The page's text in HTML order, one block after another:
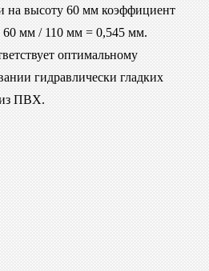
на высоту 60 мм коэффициент
60 мм / 110 мм = 0,545 мм.
оптимальному
гидравлически гладких
из ПВХ.